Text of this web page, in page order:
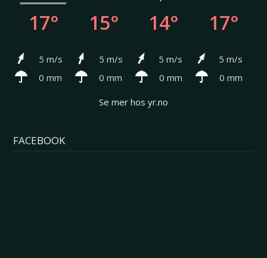
17°
5 m/s
0 mm
15°
5 m/s
0 mm
14°
5 m/s
0 mm
17°
5 m/s
0 mm
Se mer hos yr.no
FACEBOOK